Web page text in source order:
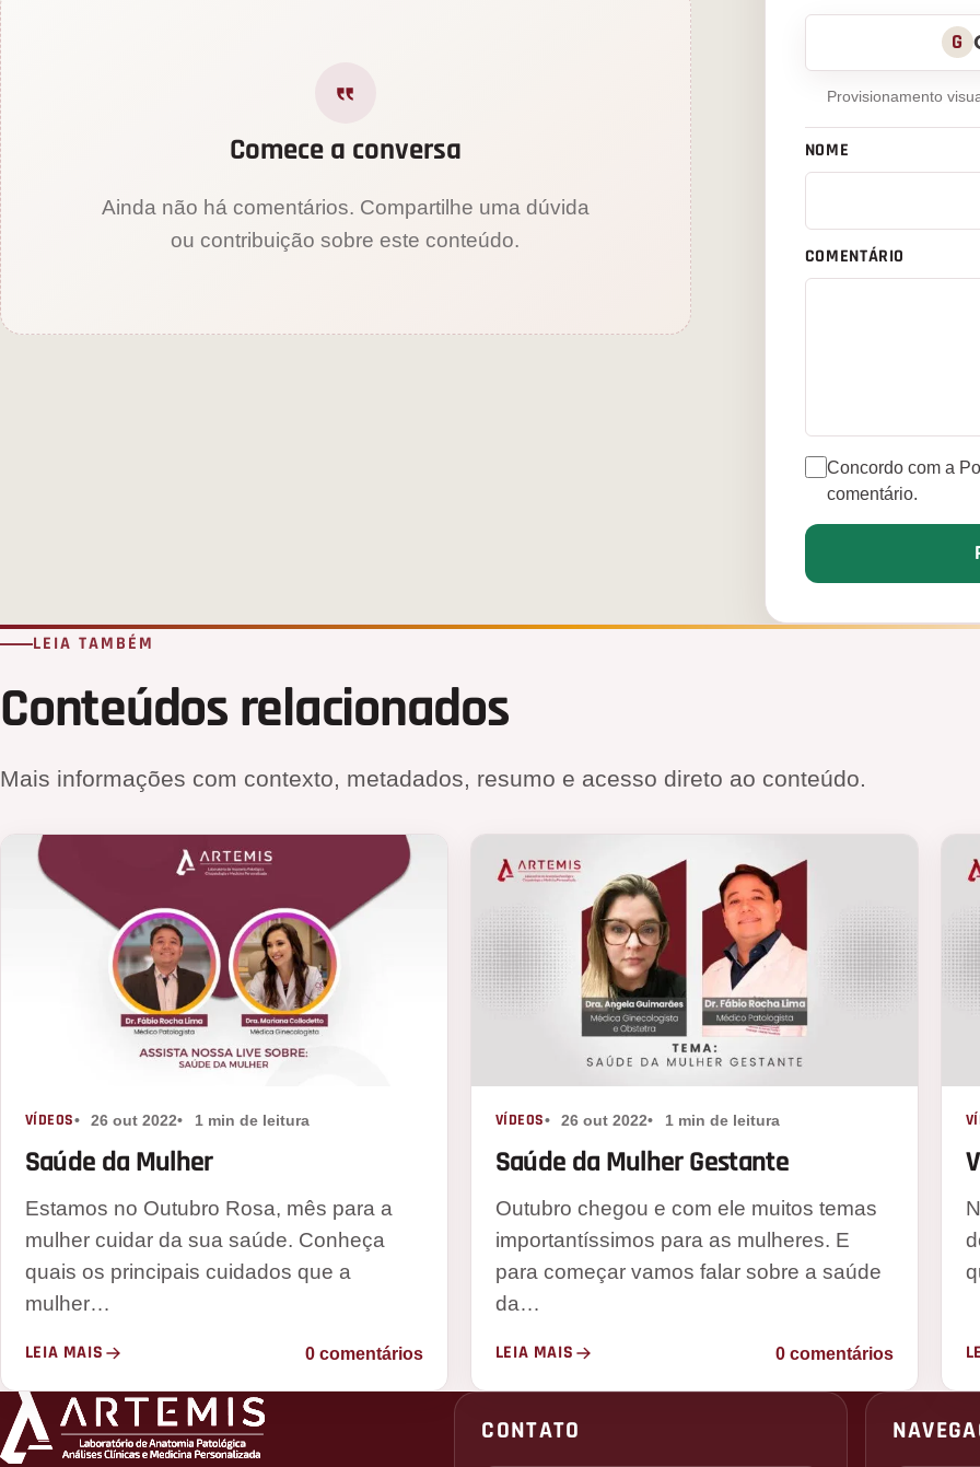
Comece a conversa
Ainda não há comentários. Compartilhe uma dúvida
ou contribuição sobre este conteúdo.
G
Provisionamento
NOME
COMENTÁRIO
Concordo com a
comentário.
LEIA TAMBÉM
Conteúdos relacionados
Mais informações com contexto, metadados, resumo e acesso direto ao conteúdo.
VÍDEOS 26 out 2022 1 min de leitura
Saúde da Mulher
Estamos no Outubro Rosa, mês para a
mulher cuidar da sua saúde. Conheça
quais os principais cuidados que a
mulher…
LEIA MAIS 0 comentários
VÍDEOS 26 out 2022 1 min de leitura
Saúde da Mulher Gestante
Outubro chegou e com ele muitos temas
importantíssimos para as mulheres. E
para começar vamos falar sobre a saúde
da…
LEIA MAIS 0 comentários
CONTATO